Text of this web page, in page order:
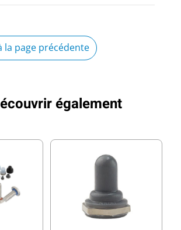
la page précédente
également